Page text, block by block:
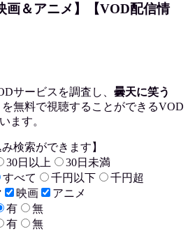
画＆アニメ】【VOD配信情
サービスを調査し、 曇天に笑う
を無料で視聴することができるVOD
ます。
検索ができます】
30日以上
30日未満
すべて 千円以下
千円超
映画
アニメ
有
無
有 無